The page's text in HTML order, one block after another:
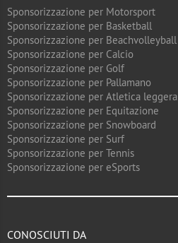
Sponsorizzazione per Motorsport
Sponsorizzazione per Basketball
Sponsorizzazione per Beachvolleyball
Sponsorizzazione per Calcio
Sponsorizzazione per Golf
Sponsorizzazione per Pallamano
Sponsorizzazione per Atletica leggera
Sponsorizzazione per Equitazione
Sponsorizzazione per Snowboard
Sponsorizzazione per Surf
Sponsorizzazione per Tennis
Sponsorizzazione per eSports
CONOSCIUTI DA